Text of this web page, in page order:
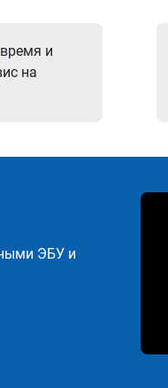
и
на
ЭБУ и